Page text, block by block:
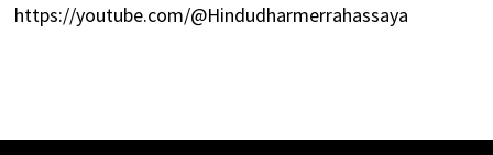
https://youtube.com/@Hindudharmerrahassaya